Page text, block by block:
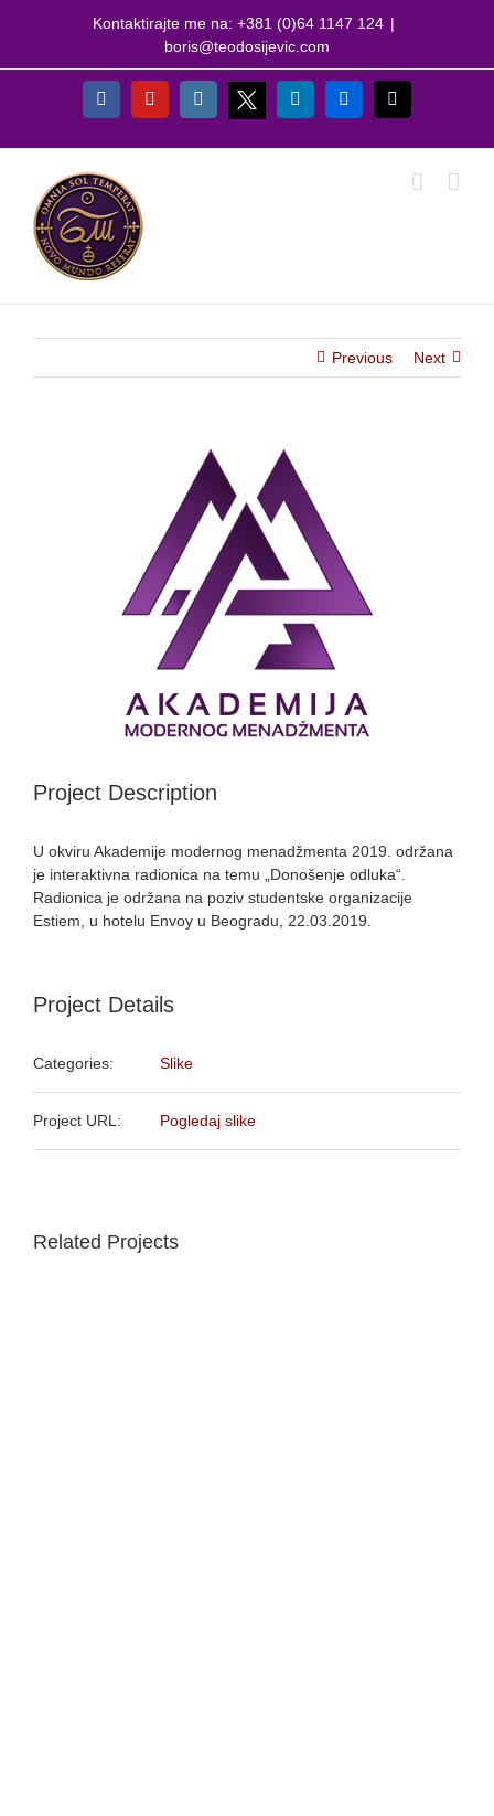
Kontaktirajte me na: +381 (0)64 1147 124 |
boris@teodosijevic.com
FacebookYouTubeInstagram
X LinkedInFlickr
Previous Next
Project Description
U okviru Akademije modernog menadžmenta 2019. održana
je interaktivna radionica na temu „Donošenje odluka“.
Radionica je održana na poziv studentske organizacije
Estiem, u hotelu Envoy u Beogradu, 22.03.2019.
Project Details
Categories: Slike
Project URL: Pogledaj slike
Related Projects